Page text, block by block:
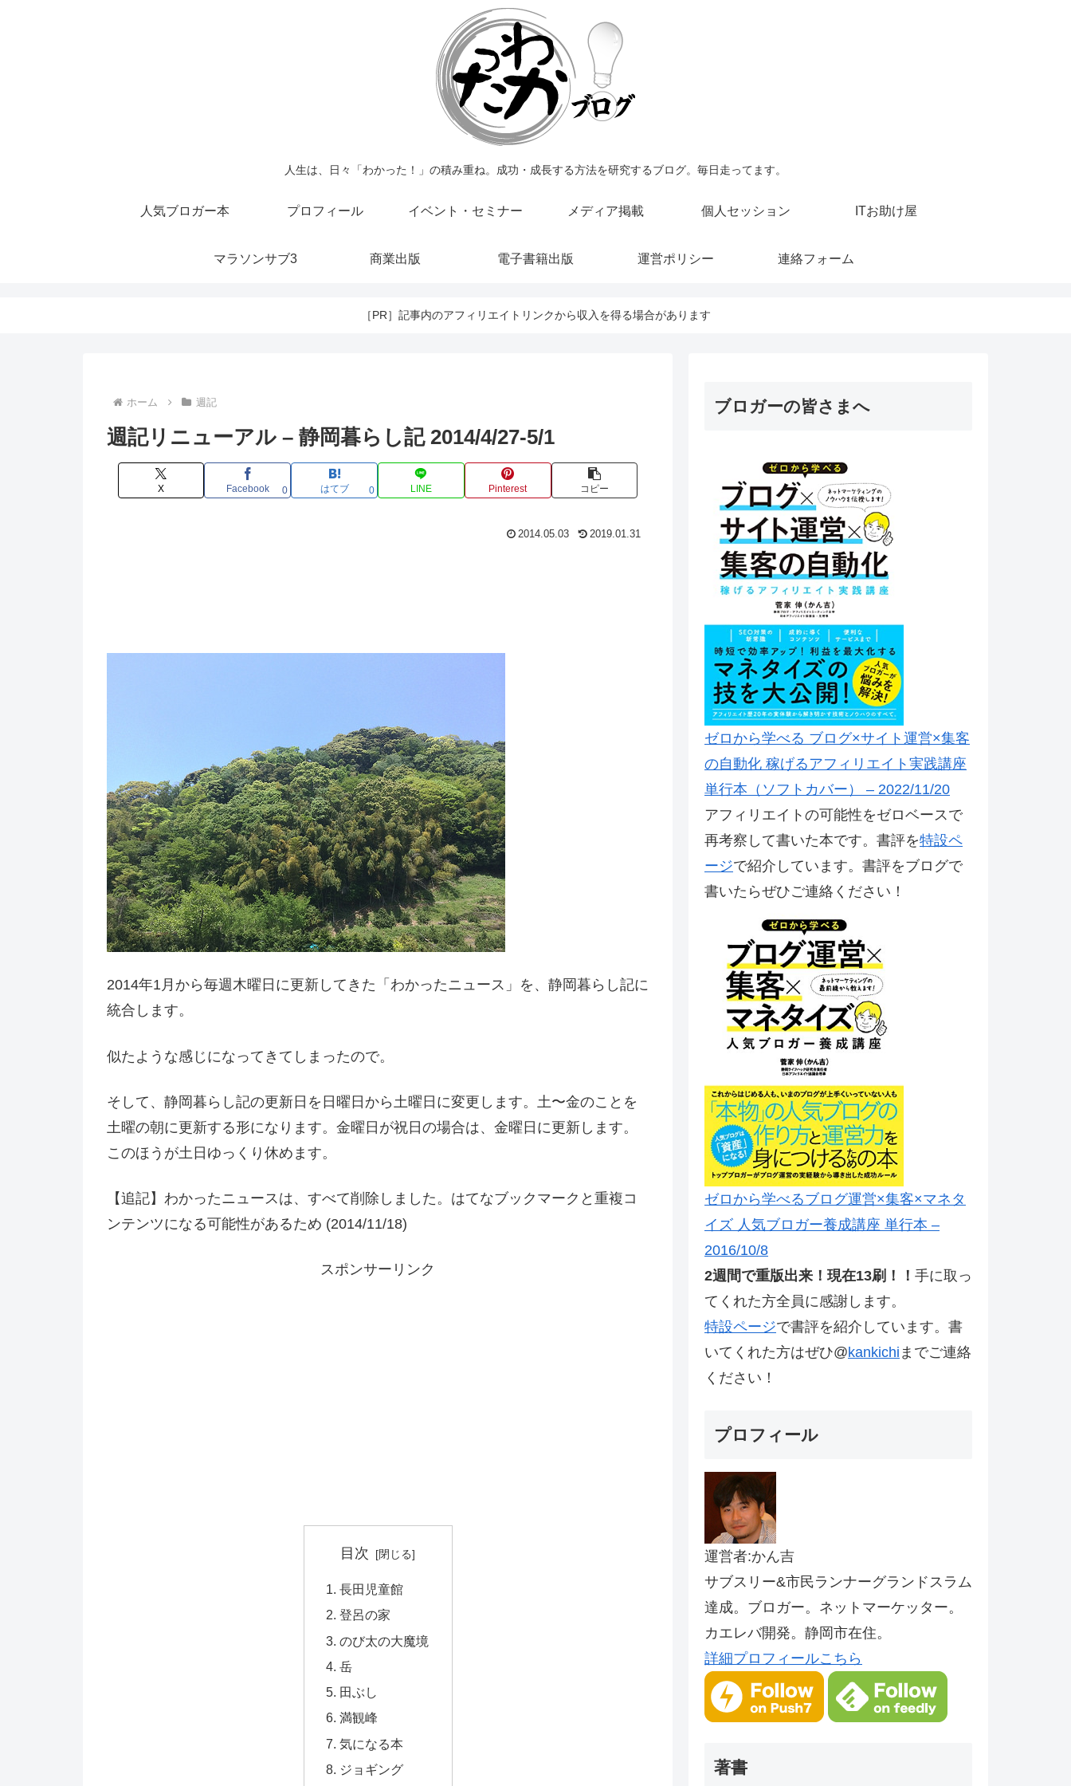
人生は、日々「わかった！」の積み重ね。成功・成長する方法を研究するブログ。毎日走ってます。
人気ブロガー本 プロフィール イベント・セミナー メディア掲載 個人セッション ITお助け屋
マラソンサブ3 商業出版 電子書籍出版 運営ポリシー 連絡フォーム
［PR］記事内のアフィリエイトリンクから収入を得る場合があります
ホーム 週記
週記リニューアル – 静岡暮らし記 2014/4/27-5/1
X Facebook 0 はてブ 0 LINE Pinterest コピー
2014.05.03 2019.01.31
2014年1月から毎週木曜日に更新してきた「わかったニュース」を、静岡暮らし記に
統合します。
似たような感じになってきてしまったので。
そして、静岡暮らし記の更新日を日曜日から土曜日に変更します。土〜金のことを
土曜の朝に更新する形になります。金曜日が祝日の場合は、金曜日に更新します。
このほうが土日ゆっくり休めます。
【追記】わかったニュースは、すべて削除しました。はてなブックマークと重複コ
ンテンツになる可能性があるため (2014/11/18)
スポンサーリンク
目次
長田児童館
登呂の家
のび太の大魔境
岳
田ぶし
満観峰
気になる本
ジョギング
ブロガーの皆さまへ
ゼロから学べる ブログ×サイト運営×集客
の自動化 稼げるアフィリエイト実践講座
単行本（ソフトカバー） – 2022/11/20
アフィリエイトの可能性をゼロベースで
再考察して書いた本です。書評を特設ペ
ージで紹介しています。書評をブログで
書いたらぜひご連絡ください！
ゼロから学べるブログ運営×集客×マネタ
イズ 人気ブロガー養成講座 単行本 –
2016/10/8
2週間で重版出来！現在13刷！！ 手に取っ
てくれた方全員に感謝します。
特設ページで書評を紹介しています。書
いてくれた方はぜひ@kankichi までご連絡
ください！
プロフィール
運営者:かん吉
サブスリー&市民ランナーグランドスラム
達成。ブロガー。ネットマーケッター。
カエレバ開発。静岡市在住。
詳細プロフィールこちら
著書